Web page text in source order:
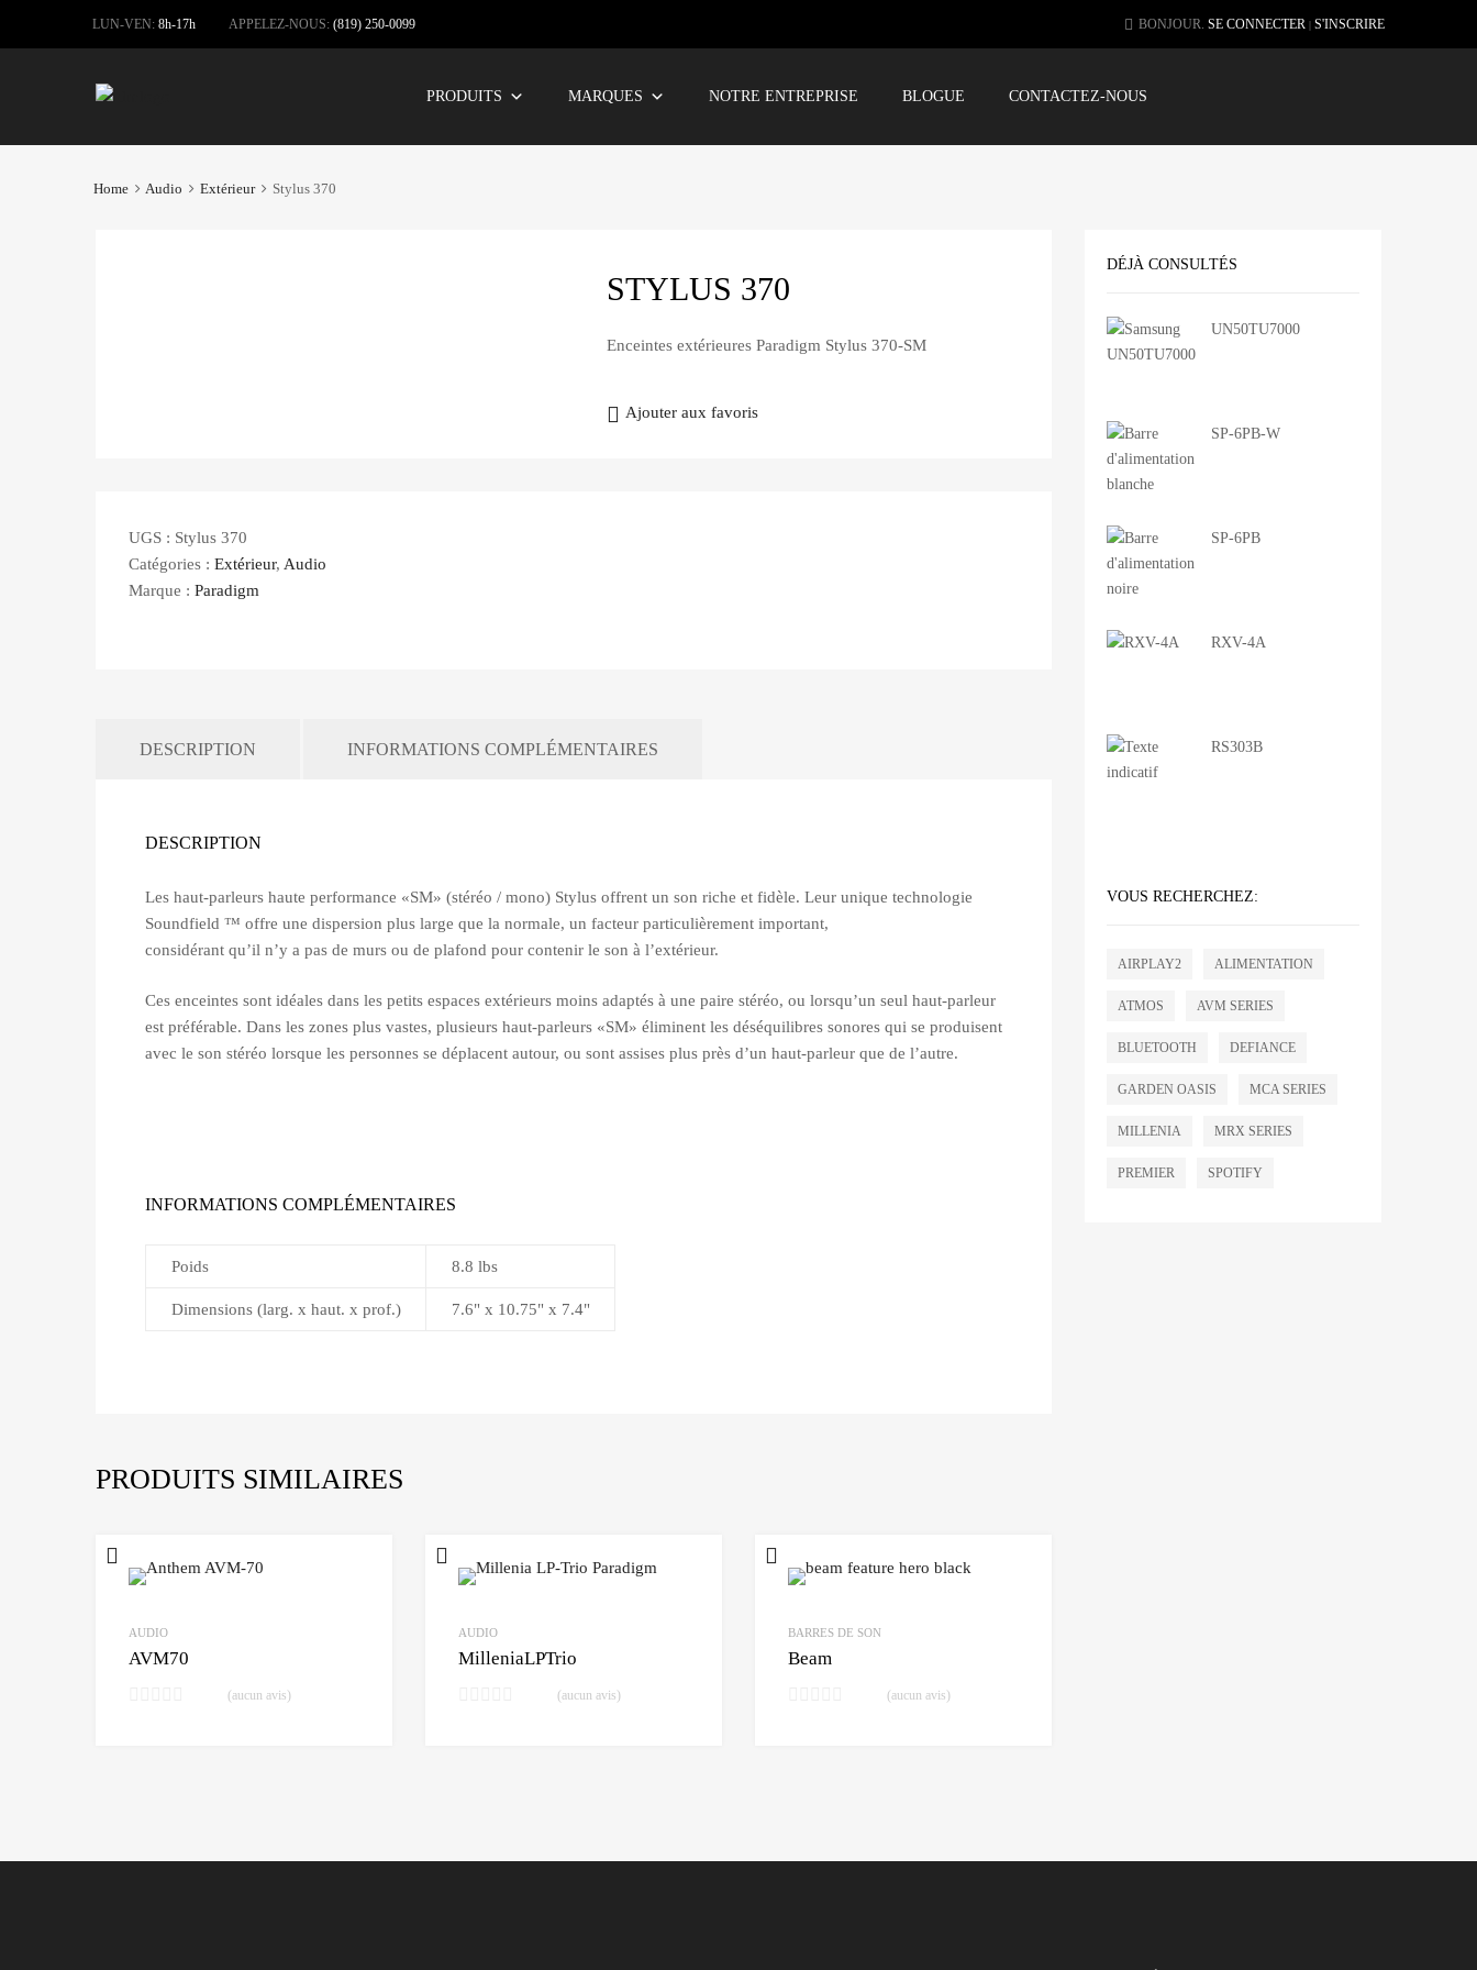
LUN-VEN: 8h-17h APPELEZ-NOUS: (819) 250-0099 BONJOUR. SE CONNECTER | S'INSCRIRE
PRODUITS MARQUES NOTRE ENTREPRISE BLOGUE CONTACTEZ-NOUS
Home Audio Extérieur Stylus 370
STYLUS 370
Enceintes extérieures Paradigm Stylus 370-SM
Ajouter aux favoris
UGS : Stylus 370
Catégories : Extérieur, Audio
Marque : Paradigm
DESCRIPTION INFORMATIONS COMPLÉMENTAIRES
DESCRIPTION
Les haut-parleurs haute performance «SM» (stéréo / mono) Stylus offrent un son riche et fidèle. Leur unique technologie
Soundfield ™ offre une dispersion plus large que la normale, un facteur particulièrement important,
considérant qu’il n’y a pas de murs ou de plafond pour contenir le son à l’extérieur.
Ces enceintes sont idéales dans les petits espaces extérieurs moins adaptés à une paire stéréo, ou lorsqu’un seul haut-parleur
est préférable. Dans les zones plus vastes, plusieurs haut-parleurs «SM» éliminent les déséquilibres sonores qui se produisent
avec le son stéréo lorsque les personnes se déplacent autour, ou sont assises plus près d’un haut-parleur que de l’autre.
INFORMATIONS COMPLÉMENTAIRES
Poids 8.8 lbs
Dimensions (larg. x haut. x prof.) 7.6" x 10.75" x 7.4"
PRODUITS SIMILAIRES
AUDIO
AVM70
(aucun avis)
AUDIO
MilleniaLPTrio
(aucun avis)
BARRES DE SON
Beam
(aucun avis)
DÉJÀ CONSULTÉS
UN50TU7000
SP-6PB-W
SP-6PB
RXV-4A
RS303B
VOUS RECHERCHEZ:
AIRPLAY2 ALIMENTATION
ATMOS AVM SERIES
BLUETOOTH DEFIANCE
GARDEN OASIS MCA SERIES
MILLENIA MRX SERIES
PREMIER SPOTIFY